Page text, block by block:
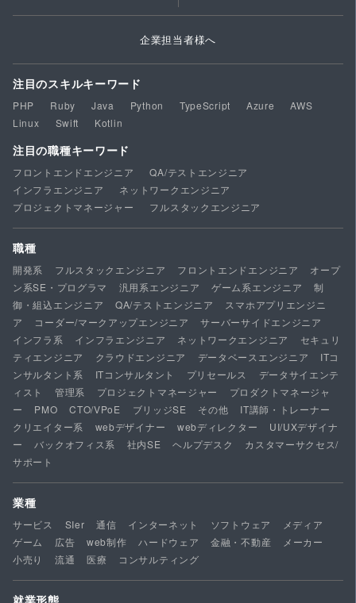
企業担当者様へ
注目のスキルキーワード
PHP Ruby Java Python TypeScript Azure
AWS
Linux
Swift Kotlin
注目の職種キーワード
フロントエンドエンジニア
QA/テストエンジニア
インフラエンジニア
ネットワークエンジニア
プロジェクトマネージャー
フルスタックエンジニア
職種
開発系 フルスタックエンジニア フロントエンドエンジニア
オープ
ン系SE・プログラマ
汎用系エンジニア ゲーム系エンジニア
制
御・組込エンジニア
QA/テストエンジニア
スマホアプリエンジニ
ア
コーダー/マークアップエンジニア
サーバーサイドエンジニア
インフラ系
インフラエンジニア ネットワークエンジニア
セキュリ
ティエンジニア
クラウドエンジニア データベースエンジニア
ITコ
ンサルタント系
ITコンサルタント プリセールス
データサイエンテ
ィスト
管理系 プロジェクトマネージャー
プロダクトマネージャ
ー
PMO CTO/VPoE ブリッジSE その他
IT講師・トレーナー
クリエイター系
webデザイナー webディレクター
UI/UXデザイナ
ー
バックオフィス系 社内SE ヘルプデスク
カスタマーサクセス/
サポート
業種
サービス SIer 通信 インターネット ソフトウェア
メディア
ゲーム
広告 web制作 ハードウェア 金融・不動産
メーカー
小売り
流通 医療 コンサルティング